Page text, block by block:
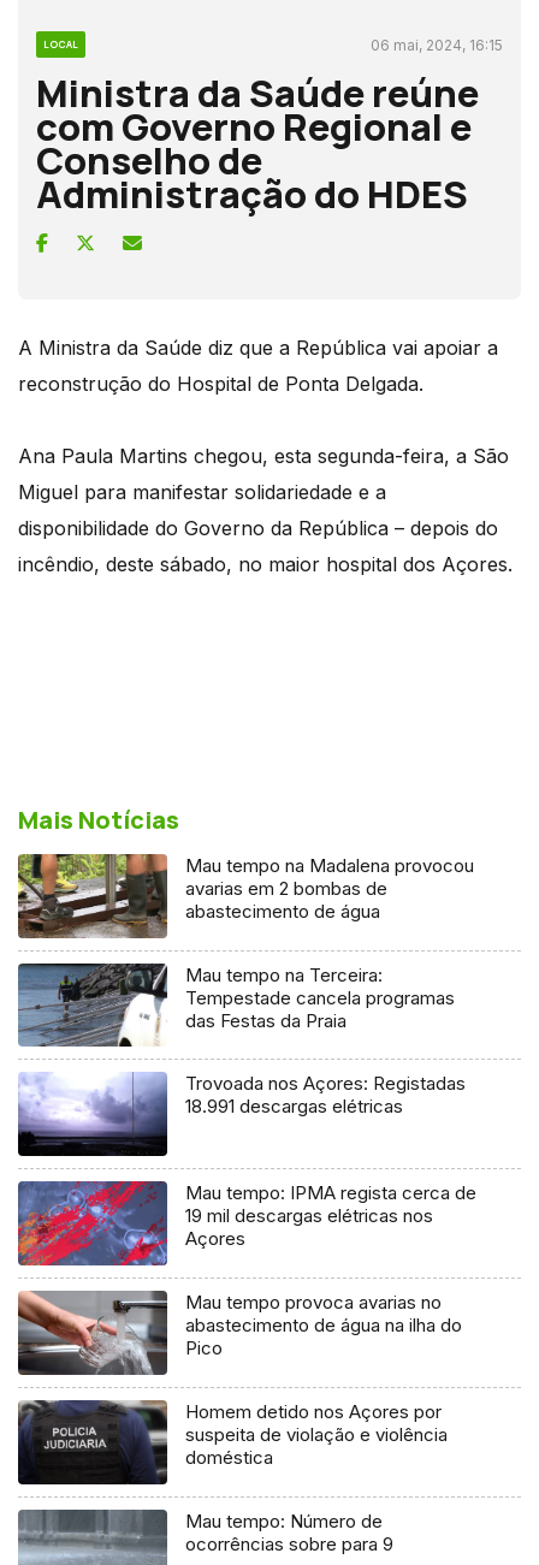
LOCAL 06 mai, 2024, 16:15
Ministra da Saúde reúne
com Governo Regional e
Conselho de
Administração do HDES
A Ministra da Saúde diz que a República vai apoiar a
reconstrução do Hospital de Ponta Delgada.
Ana Paula Martins chegou, esta segunda-feira, a São
Miguel para manifestar solidariedade e a
disponibilidade do Governo da República – depois do
incêndio, deste sábado, no maior hospital dos Açores.
Mais Notícias
Mau tempo na Madalena provocou
avarias em 2 bombas de
abastecimento de água
Mau tempo na Terceira:
Tempestade cancela programas
das Festas da Praia
Trovoada nos Açores: Registadas
18.991 descargas elétricas
Mau tempo: IPMA regista cerca de
19 mil descargas elétricas nos
Açores
Mau tempo provoca avarias no
abastecimento de água na ilha do
Pico
Homem detido nos Açores por
suspeita de violação e violência
doméstica
Mau tempo: Número de
ocorrências sobre para 9